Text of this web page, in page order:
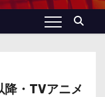
・TVアニメ